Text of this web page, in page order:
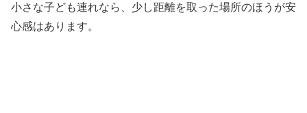
小さな子ども連れなら、少し距離を取った場所のほうが安
心感はあります。